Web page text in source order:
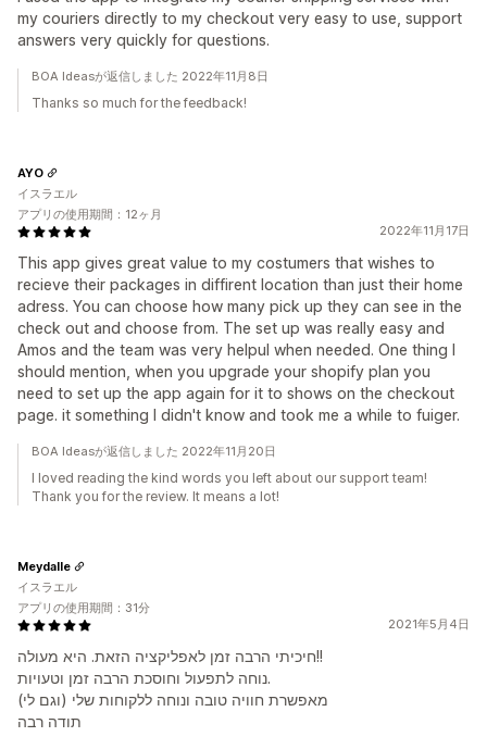
my couriers directly to my checkout very easy to use, support
answers very quickly for questions.
BOA Ideasが返信しました 2022年11月8日
Thanks so much for the feedback!
2022年11月17日
This app gives great value to my costumers that wishes to
recieve their packages in diffirent location than just their home
adress. You can choose how many pick up they can see in the
check out and choose from. The set up was really easy and
Amos and the team was very helpul when needed. One thing I
should mention, when you upgrade your shopify plan you
need to set up the app again for it to shows on the checkout
page. it something I didn't know and took me a while to fuiger.
AYO
イスラエル
アプリの使用期間：12ヶ月
BOA Ideasが返信しました 2022年11月20日
I loved reading the kind words you left about our support team!
Thank you for the review. It means a lot!
2021年5月4日
חיכיתי הרבה זמן לאפליקציה הזאת. היא מעולה!!
נוחה לתפעול וחוסכת הרבה זמן וטעויות.
מאפשרת חוויה טובה ונוחה ללקוחות שלי (וגם לי)
תודה רבה
Meydalle
イスラエル
アプリの使用期間：31分